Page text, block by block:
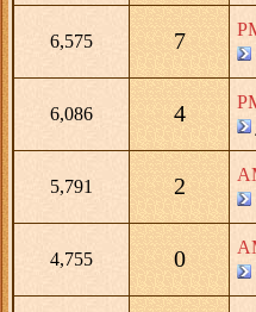
7
6,575
4
6,086
2
5,791
0
4,755